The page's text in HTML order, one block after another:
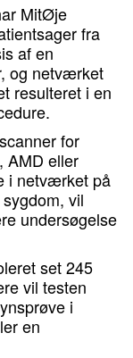
MitØje
fra
af en
og netværket
resulteret i en
for
AMD eller
i netværket på
vil
undersøgelse
set 245
vil testen
i
en